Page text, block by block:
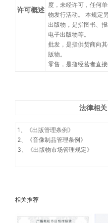
许可概述
度，未经许可，任何
物发行活动。 本规定
出版物，是指图书、
电子出版物等。
批发，是指供货商向
版物。
零售，是指经营者直
法律相关
1、《出版管理条例》
2、《音像制品管理条例》
3、《出版物市场管理规定》
相关推荐